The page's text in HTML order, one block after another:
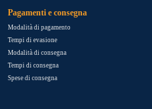
Pagamenti e consegna
Modalità di pagamento
Tempi di evasione
Modalità di consegna
Tempi di consegna
Spese di consegna